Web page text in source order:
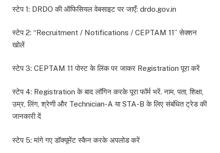
स्टेप 1: DRDO की ऑफिसियल वेबसाइट पर जाएँ: drdo.gov.in
स्टेप 2: “Recruitment / Notifications / CEPTAM 11” सेक्शन
खोलें
स्टेप 3: CEPTAM 11 पोस्ट के लिंक पर जाकर Registration पूरा करें
स्टेप 4: Registration के बाद लॉगिन करके पूरा फॉर्म भरें. नाम, पता, शिक्षा,
उम्र, लिंग, श्रेणी और Technician-A या STA-B के लिए संबंधित ट्रेड की
जानकारी दें
स्टेप 5: मांगे गए डॉक्यूमेंट स्कैन करके अपलोड करें